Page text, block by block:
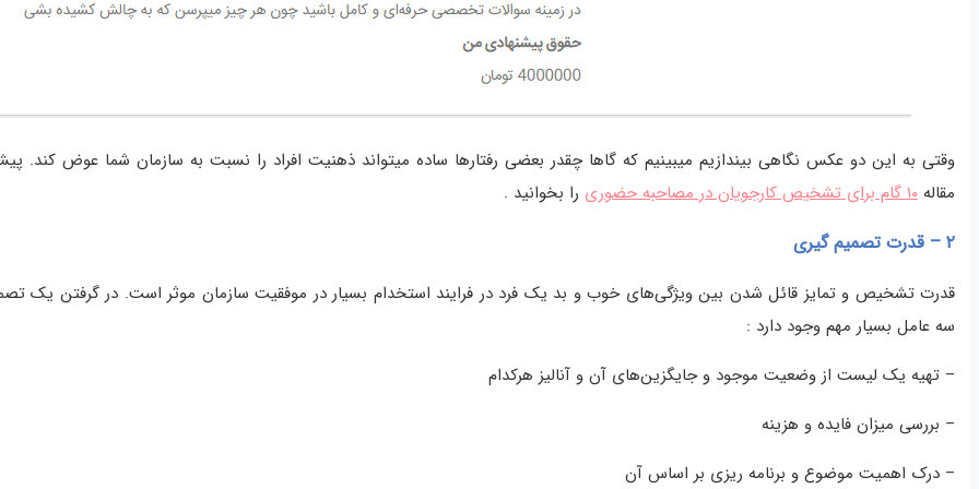
وقتی به این دو عکس نگاهی بیندازیم میبینیم که گاها چقدر بعضی رفتار‌ها ساده میتواند ذهنیت افراد را نسبت به سازمان شما عوض کند.
مقاله ۱۰ گام برای تشخیص کارجویان در مصاحبه حضوری را بخوانید .
۲ – قدرت تصمیم گیری
قدرت تشخیص و تمایز قائل شدن بین ویژگی‌های خوب و بد یک فرد در فرایند استخدام بسیار در موفقیت سازمان موثر است. در گرفتن یک
سه عامل بسیار مهم وجود دارد :
– تهیه یک لیست از وضعیت موجود و جایگزین‌های آن و آنالیز هرکدام
– بررسی میزان فایده و هزینه
– درک اهمیت موضوع و برنامه ریزی بر اساس آن